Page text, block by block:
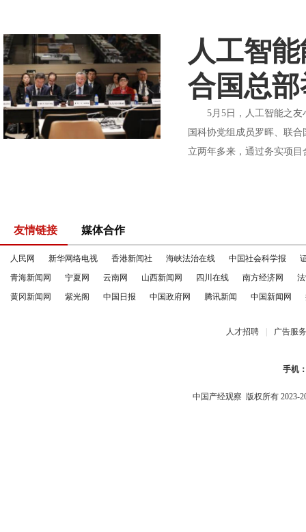
人工智
合国总
5月5日，人工智能之友小
国科协党组成员罗晖、联
立两年多来，通过务实项
友情链接 媒体合作
人民网 新华网络电视 香港新闻社 海峡法治在线 中国社会科学报
青海新闻网
宁夏网 云南网 山西新闻网 四川在线 南方经济网
黄冈新闻网
紫光阁 中国日报 中国政府网 腾讯新闻 中国新闻网
人才招聘 广告服务
手机
中国产经观察 版权所有 2023-